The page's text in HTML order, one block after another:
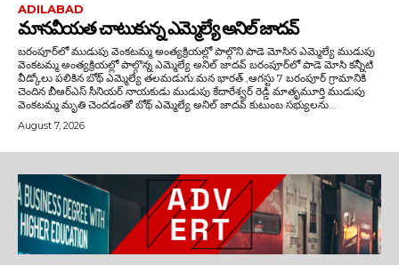
ADILABAD
మానవీయత చాటుకున్న ఎమ్మెల్యే అనిల్ జాదవ్
బరంపూర్‌లో ముడుపు వెంకటమ్మ అంత్యక్రియల్లో పాల్గొని పాడె మోసిన ఎమ్మెల్యే ముడుపు
వెంకటమ్మ అంత్యక్రియల్లో పాల్గొన్న ఎమ్మెల్యే అనిల్ జాదవ్ బరంపూర్‌లో పాడె మోసి కన్నీటి
వీడ్కోలు పలికిన బోథ్ ఎమ్మెల్యే తలమడుగు:మన భారత్ ,ఆగస్టు 7 బరంపూర్ గ్రామానికి
చెందిన బీఆర్ఎస్ సీనియర్ నాయకుడు ముడుపు కేదారేశ్వర్ రెడ్డి మాతృమూర్తి ముడుపు
వెంకటమ్మ మృతి చెందడంతో బోథ్ ఎమ్మెల్యే అనిల్ జాదవ్ కుటుంబ సభ్యులను...
August 7, 2026